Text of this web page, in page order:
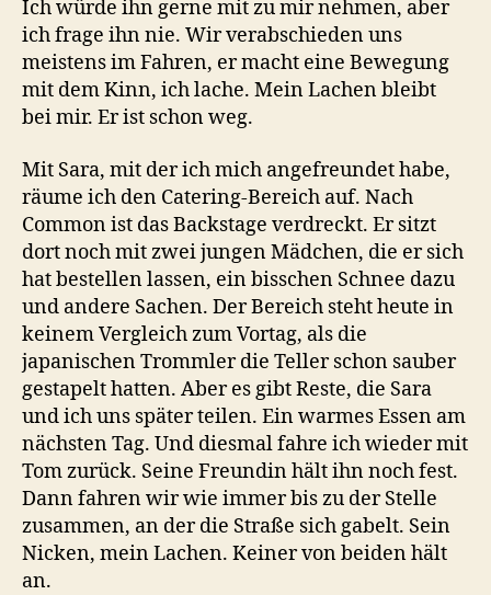
Ich würde ihn gerne mit zu mir nehmen, aber
ich frage ihn nie. Wir verabschieden uns
meistens im Fahren, er macht eine Bewegung
mit dem Kinn, ich lache. Mein Lachen bleibt
bei mir. Er ist schon weg.
Mit Sara, mit der ich mich angefreundet habe,
räume ich den Catering-Bereich auf. Nach
Common ist das Backstage verdreckt. Er sitzt
dort noch mit zwei jungen Mädchen, die er sich
hat bestellen lassen, ein bisschen Schnee dazu
und andere Sachen. Der Bereich steht heute in
keinem Vergleich zum Vortag, als die
japanischen Trommler die Teller schon sauber
gestapelt hatten. Aber es gibt Reste, die Sara
und ich uns später teilen. Ein warmes Essen am
nächsten Tag. Und diesmal fahre ich wieder mit
Tom zurück. Seine Freundin hält ihn noch fest.
Dann fahren wir wie immer bis zu der Stelle
zusammen, an der die Straße sich gabelt. Sein
Nicken, mein Lachen. Keiner von beiden hält
an.